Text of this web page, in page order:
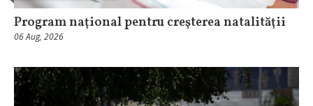
Program naţional pentru creşterea natalităţii
06 Aug, 2026